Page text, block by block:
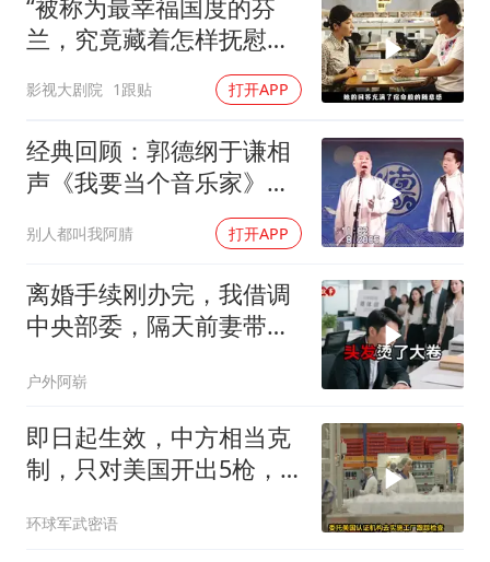
“被称为最幸福国度的芬
兰，究竟藏着怎样抚慰人
影视大剧院 1跟贴 打开APP
经典回顾：郭德纲于谦相
声《我要当个音乐家》幽
别人都叫我阿腈 打开APP
离婚手续刚办完，我借调
中央部委，隔天前妻带新
户外阿崭
即日起生效，中方相当克
制，只对美国开出5枪，
环球军武密语